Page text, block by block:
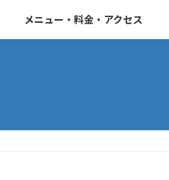
メニュー・料金・アクセス